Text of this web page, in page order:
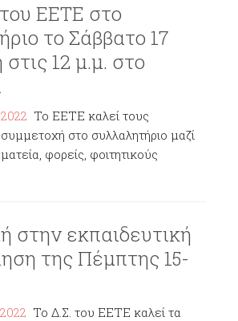
ΕΕΤΕ στο
το Σάββατο 17
12 μ.μ. στο
Το ΕΕΤΕ καλεί τους
στο συλλαλητήριο μαζί
φορείς, φοιτητικούς
στην εκπαιδευτική
της Πέμπτης 15-
Το Δ.Σ. του ΕΕΤΕ καλεί τα